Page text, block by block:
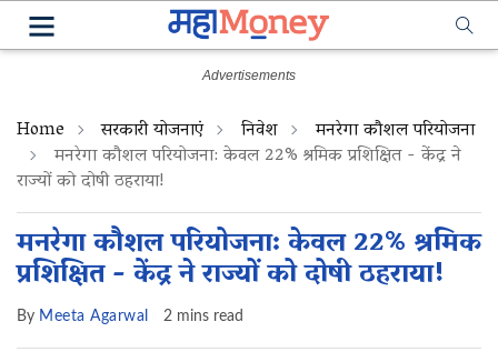
Home सरकारी योजनाएं निवेश मनरेगा कौशल परियोजना
मनरेगा कौशल परियोजना: केवल 22% श्रमिक प्रशिक्षित - केंद्र ने
राज्यों को दोषी ठहराया!
मनरेगा कौशल परियोजना: केवल 22% श्रमिक
प्रशिक्षित - केंद्र ने राज्यों को दोषी ठहराया!
By Meeta Agarwal 2 mins read